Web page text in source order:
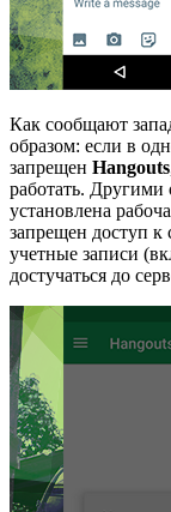
Как сообщают
образом: если в
запрещен Hangouts
работать.
установлена
запрещен доступ к
учетные записи
достучаться до